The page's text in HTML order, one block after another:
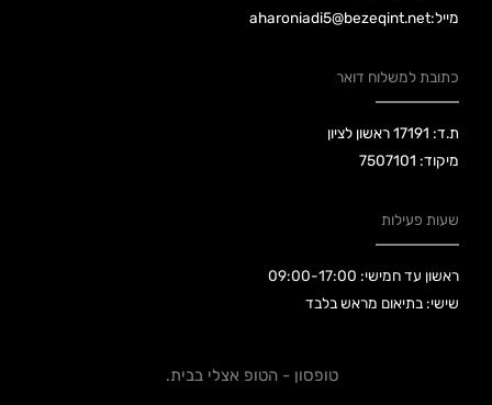
מייל:aharoniadi5@bezeqint.net
כתובת למשלוח דואר
ת.ד: 17191 ראשון לציון
מיקוד: 7507101
שעות פעילות
ראשון עד חמישי: 09:00-17:00
שישי: בתיאום מראש בלבד
טופסון - הטופ אצלי בבית.